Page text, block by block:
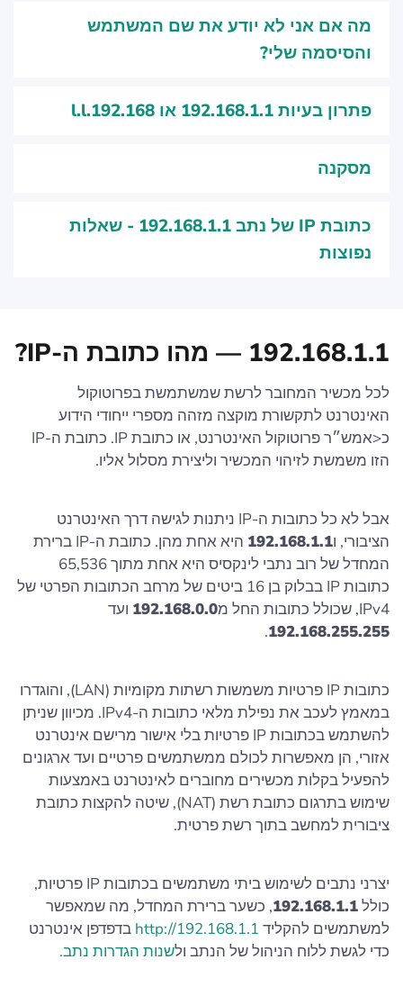
מה אם אני לא יודע את שם המשתמש
והסיסמה שלי?
פתרון בעיות 192.168.1.1 או 192.168.l.l
מסקנה
כתובת IP של נתב 192.168.1.1 - שאלות
נפוצות
192.168.1.1 — מהו כתובת ה-IP?
לכל מכשיר המחובר לרשת שמשתמשת בפרוטוקול
האינטרנט לתקשורת מוקצה מזהה מספרי ייחודי הידוע
כ<אמש״ר פרוטוקול האינטרנט, או כתובת IP. כתובת ה-IP
הזו משמשת לזיהוי המכשיר וליצירת מסלול אליו.
אבל לא כל כתובות ה-IP ניתנות לגישה דרך האינטרנט
הציבורי, ו192.168.1.1
היא אחת מהן. כתובת ה-IP ברירת
המחדל של רוב נתבי לינקסיס היא אחת מתוך 65,536
כתובות IP בבלוק בן 16 ביטים של מרחב הכתובות הפרטי של
IPv4, שכולל כתובות החל מ
192.168.0.0 ועד
192.168.255.255
.
כתובות IP פרטיות משמשות רשתות מקומיות (LAN), והוגדרו
במאמץ לעכב את נפילת מלאי כתובות ה-IPv4. מכיוון שניתן
להשתמש בכתובות IP פרטיות בלי אישור מרישם אינטרנט
אזורי, הן מאפשרות לכולם ממשתמשים פרטיים ועד ארגונים
להפעיל בקלות מכשירים מחוברים לאינטרנט באמצעות
שימוש בתרגום כתובת רשת (NAT), שיטה להקצות כתובת
ציבורית למחשב בתוך רשת פרטית.
יצרני נתבים לשימוש ביתי משתמשים בכתובות IP פרטיות,
כולל192.168.1.1, כשער ברירת המחדל, מה שמאפשר
למשתמשים להקליד http://192.168.1.1 בדפדפן אינטרנט
כדי לגשת ללוח הניהול של הנתב ולשנות הגדרות נתב.